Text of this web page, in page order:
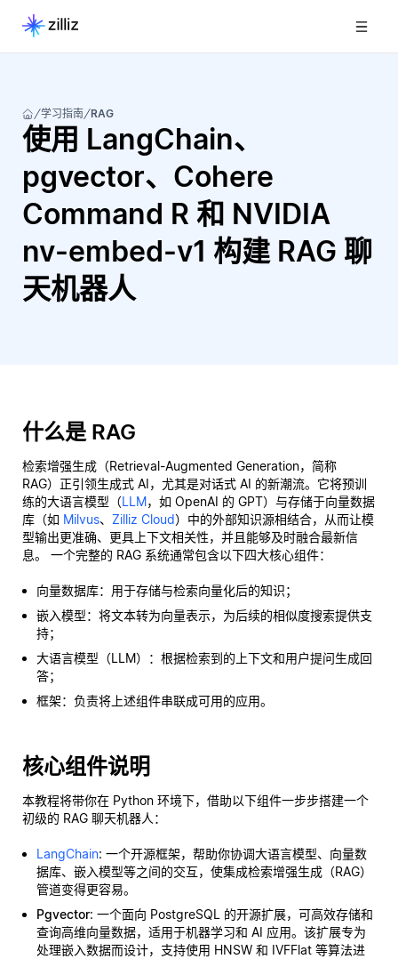
学习指南 RAG
使用 LangChain、
pgvector、Cohere
Command R 和 NVIDIA
nv-embed-v1 构建 RAG 聊
天机器人
什么是 RAG
检索增强生成（Retrieval-Augmented Generation，简称
RAG）正引领生成式 AI，尤其是对话式 AI 的新潮流。它将预训
练的大语言模型（LLM，如 OpenAI 的 GPT）与存储于向量数据
库（如 Milvus、 Zilliz Cloud）中的外部知识源相结合，从而让模
型输出更准确、更具上下文相关性，并且能够及时融合最新信
息。 一个完整的 RAG 系统通常包含以下四大核心组件：
向量数据库：用于存储与检索向量化后的知识；
嵌入模型：将文本转为向量表示，为后续的相似度搜索提供支
持；
大语言模型（LLM）：根据检索到的上下文和用户提问生成回
答；
框架：负责将上述组件串联成可用的应用。
核心组件说明
本教程将带你在 Python 环境下，借助以下组件一步步搭建一个
初级的 RAG 聊天机器人：
LangChain: 一个开源框架，帮助你协调大语言模型、向量数
据库、嵌入模型等之间的交互，使集成检索增强生成（RAG）
管道变得更容易。
Pgvector: 一个面向 PostgreSQL 的开源扩展，可高效存储和
查询高维向量数据，适用于机器学习和 AI 应用。该扩展专为
处理嵌入数据而设计，支持使用 HNSW 和 IVFFlat 等算法进